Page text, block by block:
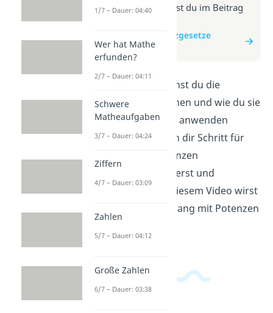
Weitere Infos erhältst du im Beitrag
zum Beitrag: Potenzgesetze
Aufgaben
In diesem Video lernst du die
Potenzgesetze kennen und wie du sie
bei Matheaufgaben anwenden
kannst. Wir erklären dir Schritt für
Schritt, wie du Potenzen
multiplizierst, dividierst und
potenzierst. Nach diesem Video wirst
du sicherer im Umgang mit Potenzen
1/7 – Dauer: 04:40
Wer hat Mathe
erfunden?
2/7 – Dauer: 04:11
Schwere
Matheaufgaben
3/7 – Dauer: 04:24
Ziffern
4/7 – Dauer: 03:09
Zahlen
5/7 – Dauer: 04:12
Große Zahlen
6/7 – Dauer: 03:38